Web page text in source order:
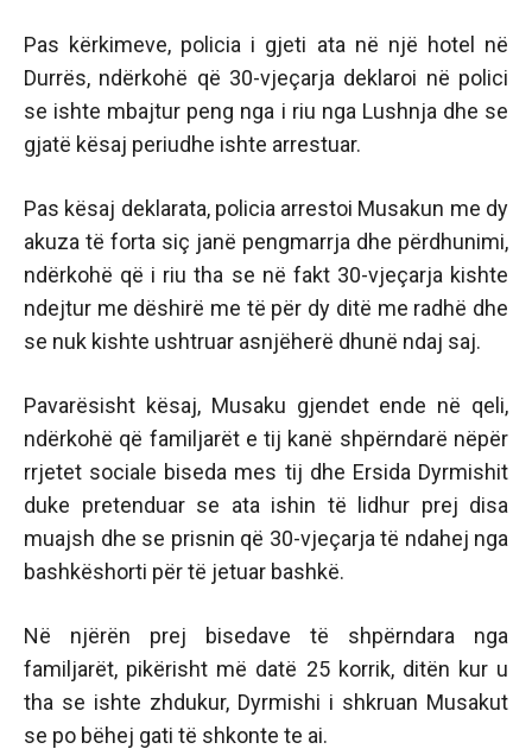
Pas kërkimeve, policia i gjeti ata në një hotel në
Durrës, ndërkohë që 30-vjeçarja deklaroi në polici
se ishte mbajtur peng nga i riu nga Lushnja dhe se
gjatë kësaj periudhe ishte arrestuar.
Pas kësaj deklarata, policia arrestoi Musakun me dy
akuza të forta siç janë pengmarrja dhe përdhunimi,
ndërkohë që i riu tha se në fakt 30-vjeçarja kishte
ndejtur me dëshirë me të për dy ditë me radhë dhe
se nuk kishte ushtruar asnjëherë dhunë ndaj saj.
Pavarësisht kësaj, Musaku gjendet ende në qeli,
ndërkohë që familjarët e tij kanë shpërndarë nëpër
rrjetet sociale biseda mes tij dhe Ersida Dyrmishit
duke pretenduar se ata ishin të lidhur prej disa
muajsh dhe se prisnin që 30-vjeçarja të ndahej nga
bashkëshorti për të jetuar bashkë.
Në njërën prej bisedave të shpërndara nga
familjarët, pikërisht më datë 25 korrik, ditën kur u
tha se ishte zhdukur, Dyrmishi i shkruan Musakut
se po bëhej gati të shkonte te ai.